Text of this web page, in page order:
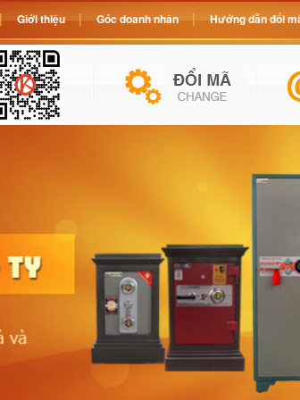
Giới thiệu Góc doanh nhân Hướng dẫn đổi